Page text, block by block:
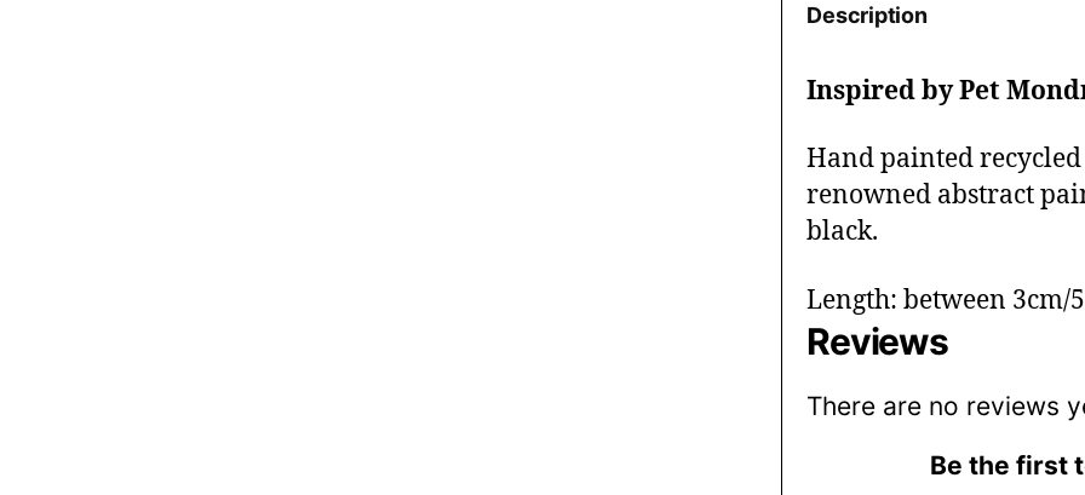
Description
Inspired by Pet
Hand painted recycled
renowned abstract
black.
Length: between 3cm/
Reviews
There are no reviews
Be the first